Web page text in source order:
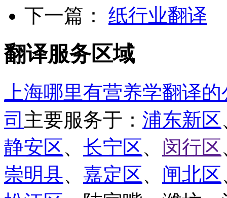
下一篇： 纸行业翻译
翻译服务区域
上海哪里有营养学翻译
司 主要服务于： 浦东新区
静安区、 长宁区、 闵行区
崇明县、 嘉定区、 闸北区